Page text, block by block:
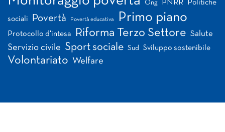
Ong PNRR Politiche
sociali Povertà Povertà educativa Primo piano
Protocollo d'intesa Riforma Terzo Settore Salute
Servizio civile Sport sociale Sud Sviluppo sostenibile
Volontariato Welfare